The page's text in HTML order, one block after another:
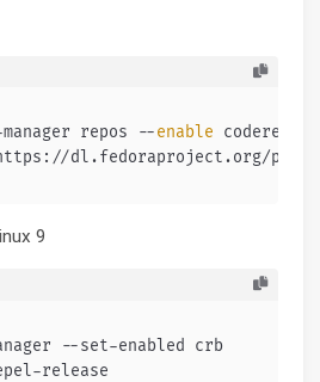
repos --enable
dl.fedoraproject.org/pub/
9
--set-enabled crb
release